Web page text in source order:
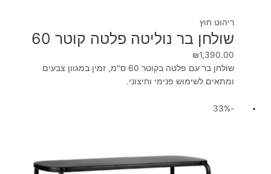
ריהוט חוץ
שולחן בר נוליטה פלטה קוטר 60
₪1,390.00
שולחן בר עם פלטה בקוטר 60 ס"מ, זמין במגוון צבעים
ומתאים לשימוש פנימי וחיצוני.
-33%